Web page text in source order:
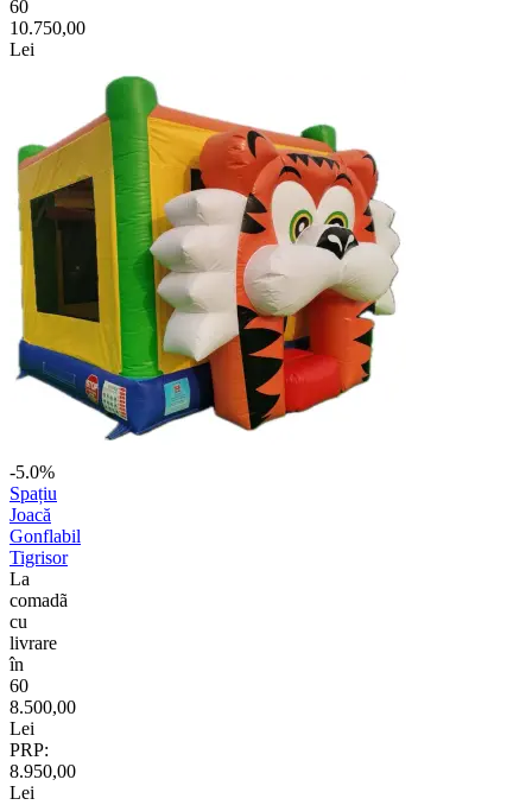
60
10.750,00
Lei
-5.0%
Spațiu
Joacă
Gonflabil
Tigrisor
La
comadã
cu
livrare
în
60
8.500,00
Lei
PRP:
8.950,00
Lei